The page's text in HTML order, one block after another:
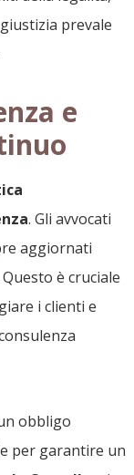
prevale
e
. Gli avvocati
aggiornati
è cruciale
i clienti e
obbligo
per garantire un